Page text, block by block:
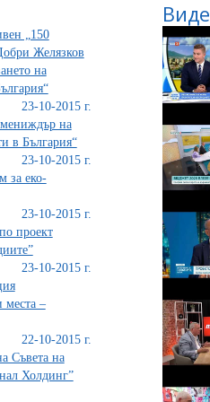
„150
Желязков
на
23-10-2015 г.
на
в България“
23-10-2015 г.
за еко-
23-10-2015 г.
проект
23-10-2015 г.
места –
22-10-2015 г.
Съвета на
Холдинг”